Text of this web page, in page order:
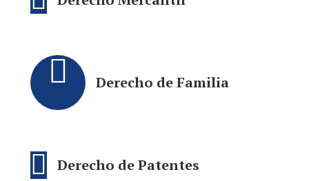
Derecho de Familia
Derecho de Patentes